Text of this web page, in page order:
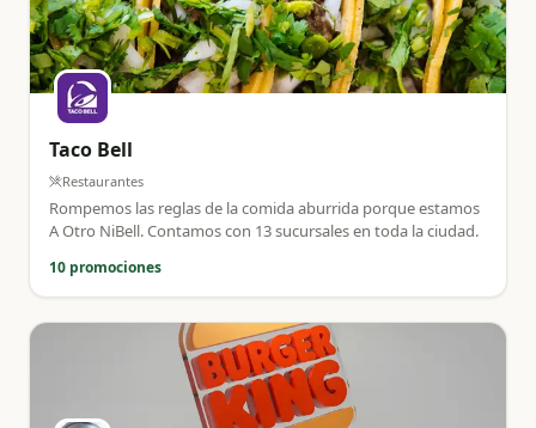
Taco Bell
Restaurantes
Rompemos las reglas de la comida aburrida porque estamos
A Otro NiBell. Contamos con 13 sucursales en toda la ciudad.
10 promociones